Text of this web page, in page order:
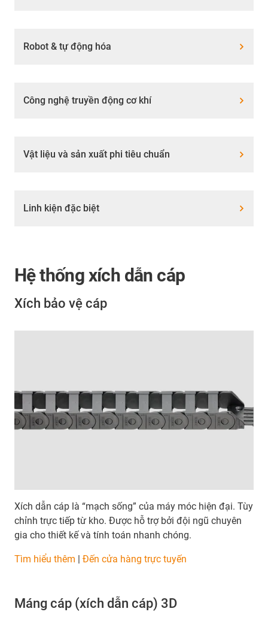
Robot & tự động hóa
Công nghệ truyền động cơ khí
Vật liệu và sản xuất phi tiêu chuẩn
Linh kiện đặc biệt
Hệ thống xích dẫn cáp
Xích bảo vệ cáp
Xích dẫn cáp là “mạch sống” của máy móc hiện đại. Tùy
chỉnh trực tiếp từ kho. Được hỗ trợ bởi đội ngũ chuyên
gia cho thiết kế và tính toán nhanh chóng.
Tìm hiểu thêm Đến cửa hàng trực tuyến
Máng cáp (xích dẫn cáp) 3D